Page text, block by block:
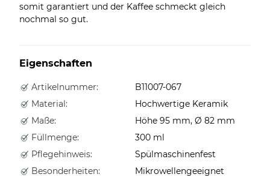
somit garantiert und der Kaffee schmeckt gleich
nochmal so gut.
Eigenschaften
Artikelnummer:
B11007-067
Material:
Hochwertige Keramik
Maße:
Höhe 95 mm, Ø 82 mm
Füllmenge:
300 ml
Pflegehinweis:
Spülmaschinenfest
Besonderheiten:
Mikrowellengeeignet